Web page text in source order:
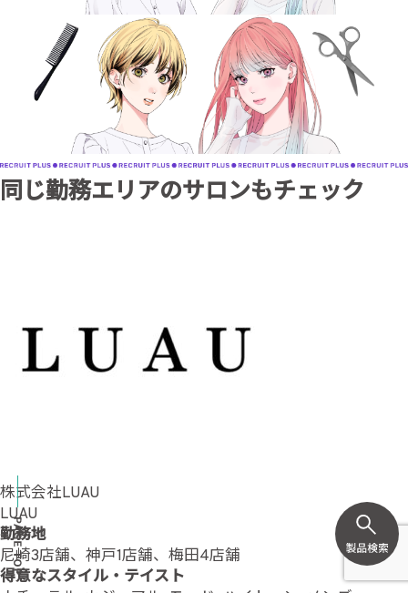
同じ勤務エリアのサロンもチェック
株式会社LUAU
LUAU
勤務地
尼崎3店舗、神戸1店舗、梅田4店舗
得意なスタイル・テイスト